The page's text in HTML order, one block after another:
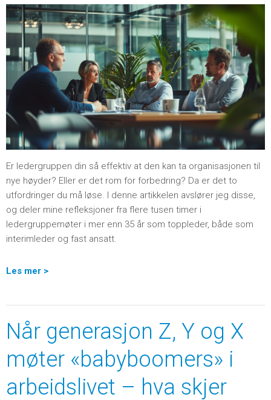
Er ledergruppen din så effektiv at den kan ta organisasjonen til
nye høyder? Eller er det rom for forbedring? Da er det to
utfordringer du må løse. I denne artikkelen avslører jeg disse,
og deler mine refleksjoner fra flere tusen timer i
ledergruppemøter i mer enn 35 år som toppleder, både som
interimleder og fast ansatt.
Les mer >
Når generasjon Z, Y og X
møter «babyboomers» i
arbeidslivet – hva skjer